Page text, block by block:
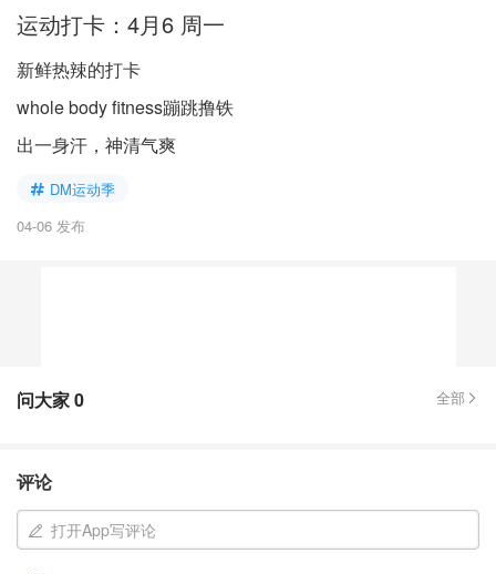
运动打卡：4月6 周一
新鲜热辣的打卡
whole body fitness蹦跳撸铁
出一身汗，神清气爽
DM运动季
04-06 发布
问大家0 全部
评论
打开App写评论